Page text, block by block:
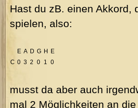
Hast du zB. einen Akkord,
spielen, also:
E A D G H
E
C 0 3 2 0 1 0
musst da aber auch
mal 2 Möglichkeiten an